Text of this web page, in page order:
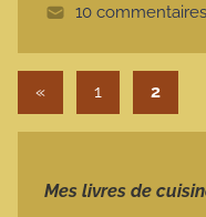
10 commentaires
Pagination
«Publications
1 2
Mes livres de